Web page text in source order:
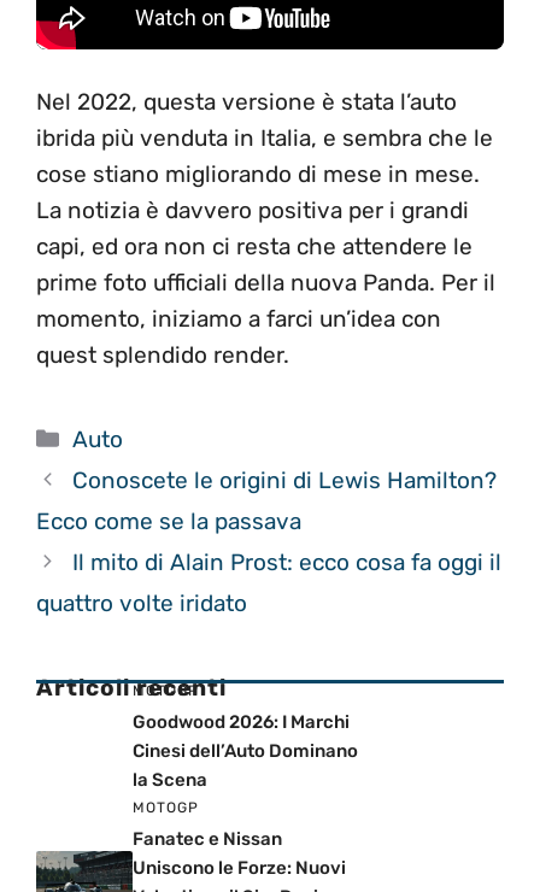
Nel 2022, questa versione è stata l’auto
ibrida più venduta in Italia, e sembra che le
cose stiano migliorando di mese in mese.
La notizia è davvero positiva per i grandi
capi, ed ora non ci resta che attendere le
prime foto ufficiali della nuova Panda. Per il
momento, iniziamo a farci un’idea con
quest splendido render.
Categorie
Auto
Conoscete le origini di Lewis Hamilton?
Ecco come se la passava
Il mito di Alain Prost: ecco cosa fa oggi il
quattro volte iridato
Articoli recenti
MOTOGP
Goodwood 2026: I Marchi
Cinesi dell’Auto Dominano
la Scena
MOTOGP
Fanatec e Nissan
Uniscono le Forze: Nuovi